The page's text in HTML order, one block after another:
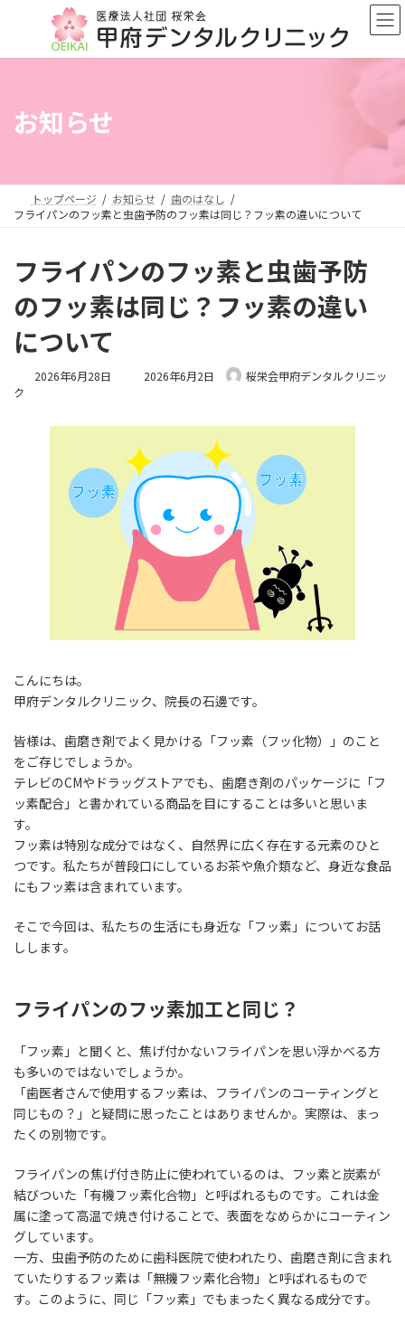
ン
ー
お知らせ
トップページ お知らせ
歯のはなし
フライパンのフッ素と虫歯予防のフッ素は同じ？フッ素の違いについて
フライパンのフッ素と虫歯予防
のフッ素は同じ？フッ素の違い
について
2026年6月28日
最
時
:
2026年6月2日
桜栄会甲府デンタルクリニッ
ク
こんにちは。
甲府デンタルクリニック、院長の石邊です。
皆様は、歯磨き剤でよく見かける「フッ素（フッ化物）」のこと
をご存じでしょうか。
テレビのCMやドラッグストアでも、歯磨き剤のパッケージに「フ
ッ素配合」と書かれている商品を目にすることは多いと思いま
す。
フッ素は特別な成分ではなく、自然界に広く存在する元素のひと
つです。私たちが普段口にしているお茶や魚介類など、身近な食品
にもフッ素は含まれています。
そこで今回は、私たちの生活にも身近な「フッ素」についてお話
しします。
フライパンのフッ素加工と同じ？
「フッ素」と聞くと、焦げ付かないフライパンを思い浮かべる方
も多いのではないでしょうか。
「歯医者さんで使用するフッ素は、フライパンのコーティングと
同じもの？」と疑問に思ったことはありませんか。実際は、まっ
たくの別物です。
フライパンの焦げ付き防止に使われているのは、フッ素と炭素が
結びついた「有機フッ素化合物」と呼ばれるものです。これは金
属に塗って高温で焼き付けることで、表面をなめらかにコーティン
グしています。
一方、虫歯予防のために歯科医院で使われたり、歯磨き剤に含まれ
ていたりするフッ素は「無機フッ素化合物」と呼ばれるもので
す。このように、同じ「フッ素」でもまったく異なる成分です。